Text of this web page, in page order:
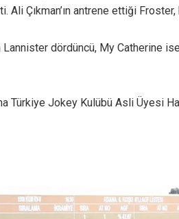
Çıkman’ın antrene ettiği
dördüncü, My Catherine
Türkiye Jokey Kulübü Asli Üyesi